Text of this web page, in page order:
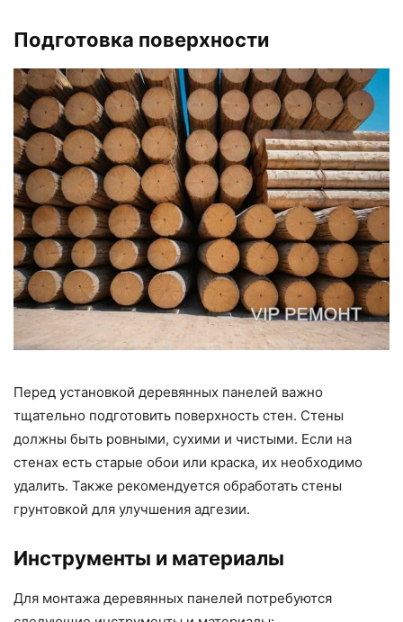
Подготовка поверхности
Перед установкой деревянных панелей важно
тщательно подготовить поверхность стен. Стены
должны быть ровными, сухими и чистыми. Если на
стенах есть старые обои или краска, их необходимо
удалить. Также рекомендуется обработать стены
грунтовкой для улучшения адгезии.
Инструменты и материалы
Для монтажа деревянных панелей потребуются